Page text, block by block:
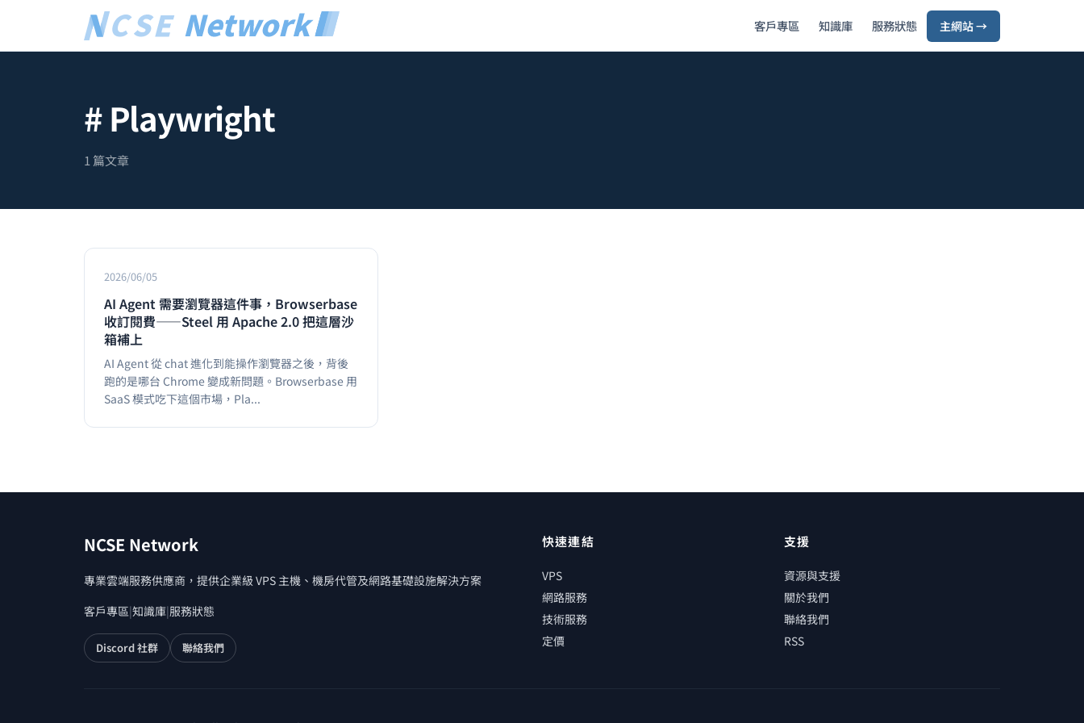
客戶專區 知識庫 服務狀態 主網站 →
# Playwright
1 篇文章
2026/06/05
AI Agent 需要瀏覽器這件事，Browserbase
收訂閱費——Steel 用 Apache 2.0 把這層沙
箱補上
AI Agent 從 chat 進化到能操作瀏覽器之後，背後
跑的是哪台 Chrome 變成新問題。Browserbase 用
SaaS 模式吃下這個市場，Pla...
NCSE Network
專業雲端服務供應商，提供企業級 VPS 主機、機房代管及網路基礎設施解決方案
客戶專區|知識庫|服務狀態
Discord 社群 聯絡我們
快速連結
VPS
網路服務
技術服務
定價
支援
資源與支援
關於我們
聯絡我們
RSS